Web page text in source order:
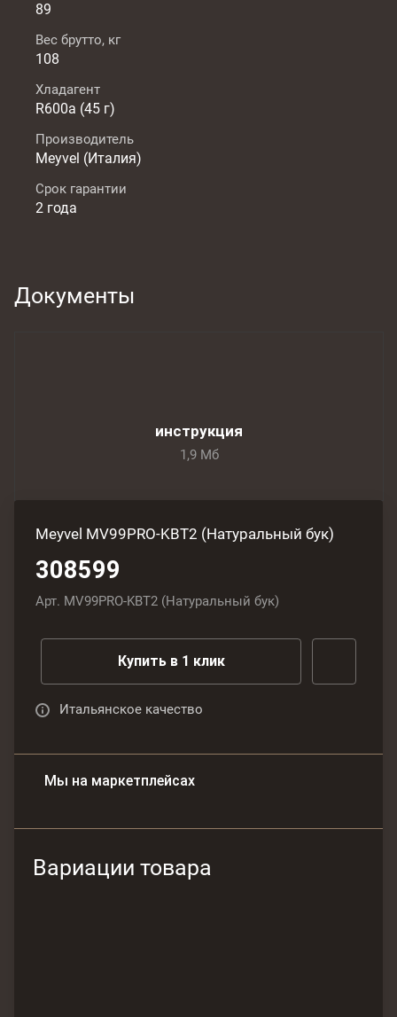
Meyvel MV99PRO-KBT2 (Натуральный бук)
308599
Арт. MV99PRO-KBT2 (Натуральный бук)
Купить в 1 клик
Итальянское качество
Мы на маркетплейсах
Вариации товара
89
Вес брутто, кг
108
Хладагент
R600a (45 г)
Производитель
Meyvel (Италия)
Срок гарантии
2 года
Документы
инструкция
1,9 Мб